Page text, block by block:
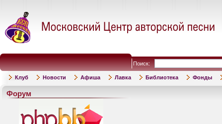
Поиск:
Клуб Новости Афиша Лавка Библиотека Фонды
Форум